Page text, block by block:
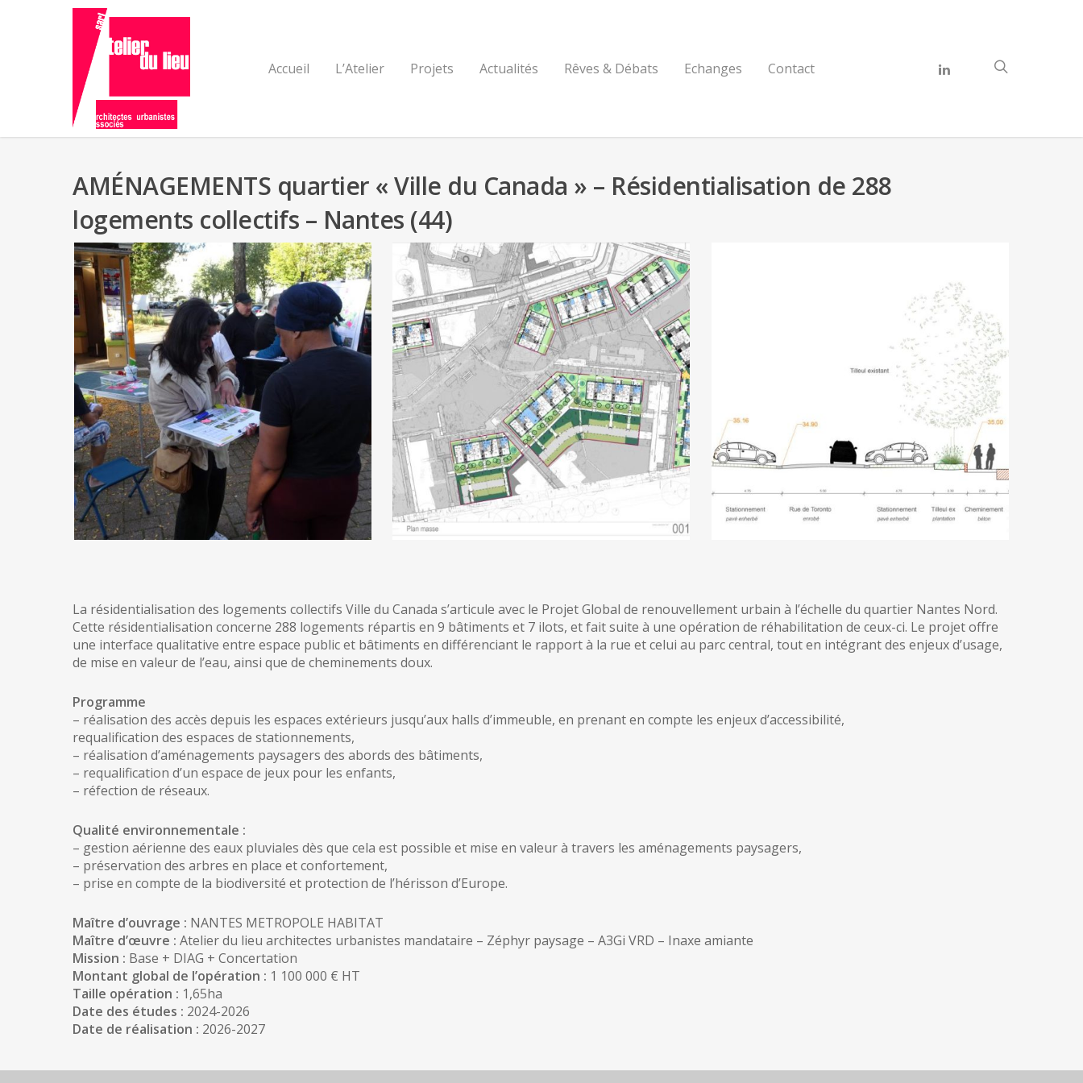
Accueil L’Atelier Projets Actualités Rêves & Débats Echanges Contact
AMÉNAGEMENTS quartier « Ville du Canada » – Résidentialisation de 288
logements collectifs – Nantes (44)
La résidentialisation des logements collectifs Ville du Canada s’articule avec le Projet Global de renouvellement urbain à l’échelle du quartier Nantes Nord.
Cette résidentialisation concerne 288 logements répartis en 9 bâtiments et 7 ilots, et fait suite à une opération de réhabilitation de ceux-ci. Le projet offre
une interface qualitative entre espace public et bâtiments en différenciant le rapport à la rue et celui au parc central, tout en intégrant des enjeux d’usage,
de mise en valeur de l’eau, ainsi que de cheminements doux.
Programme
– réalisation des accès depuis les espaces extérieurs jusqu’aux halls d’immeuble, en prenant en compte les enjeux d’accessibilité,
requalification des espaces de stationnements,
– réalisation d’aménagements paysagers des abords des bâtiments,
– requalification d’un espace de jeux pour les enfants,
– réfection de réseaux.
Qualité environnementale :
– gestion aérienne des eaux pluviales dès que cela est possible et mise en valeur à travers les aménagements paysagers,
– préservation des arbres en place et confortement,
– prise en compte de la biodiversité et protection de l’hérisson d’Europe.
Maître d’ouvrage : NANTES METROPOLE HABITAT
Maître d’œuvre : Atelier du lieu architectes urbanistes mandataire – Zéphyr paysage – A3Gi VRD – Inaxe amiante
Mission : Base + DIAG + Concertation
Montant global de l’opération : 1 100 000 € HT
Taille opération : 1,65ha
Date des études : 2024-2026
Date de réalisation : 2026-2027